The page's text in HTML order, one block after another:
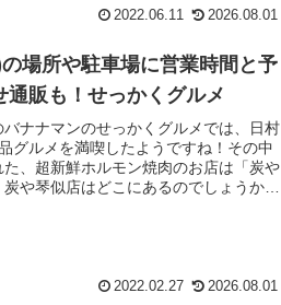
2022.06.11 2026.08.01
場所や駐車場に営業時間と予
通販も！せっかくグルメ
ナナマンのせっかくグルメでは、日村
グルメを満喫したようですね！その中
、超新鮮ホルモン焼肉のお店は「炭や
や琴似店はどこにあるのでしょうか？
2022.02.27 2026.08.01